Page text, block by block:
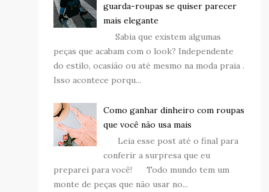
guarda-roupas se quiser parecer
mais elegante
Sabia que existem algumas
peças que acabam com o look? Independente
do estilo, ocasião ou até mesmo na moda praia .
Isso acontece porqu...
Como ganhar dinheiro com roupas
que você não usa mais
Leia esse post até o final para
conferir a surpresa que eu
preparei para você! Todo mundo tem um
monte de peças que não usar no...